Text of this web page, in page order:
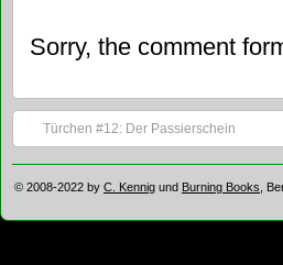
Sorry, the comment
Türchen #12: Der Passierschein
© 2008-2022 by C. Kennig und Burning Books ,